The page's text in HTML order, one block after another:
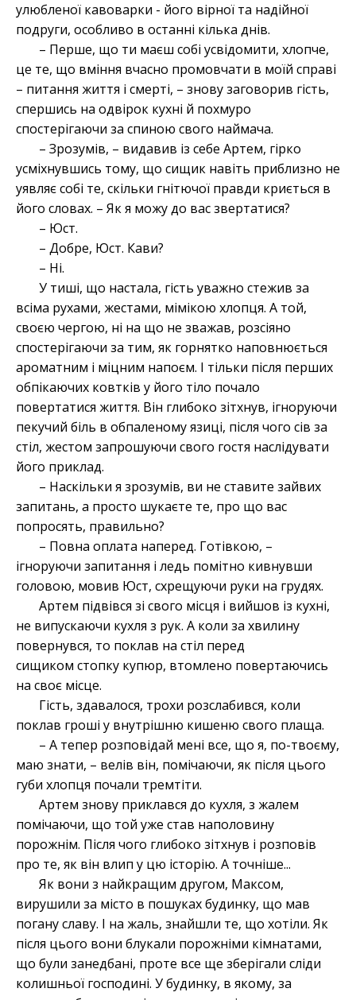
улюбленої кавоварки - його вірної та надійної
подруги, особливо в останні кілька днів.
– Перше, що ти маєш собі усвідомити, хлопче,
це те, що вміння вчасно промовчати в моїй справі
– питання життя і смерті, – знову заговорив гість,
спершись на одвірок кухні й похмуро
спостерігаючи за спиною свого наймача.
– Зрозумів, – видавив із себе Артем, гірко
усміхнувшись тому, що сищик навіть приблизно не
уявляє собі те, скільки гнітючої правди криється в
його словах. – Як я можу до вас звертатися?
– Юст.
– Добре, Юст. Кави?
– Ні.
У тиші, що настала, гість уважно стежив за
всіма рухами, жестами, мімікою хлопця. А той,
своєю чергою, ні на що не зважав, розсіяно
спостерігаючи за тим, як горнятко наповнюється
ароматним і міцним напоєм. І тільки після перших
обпікаючих ковтків у його тіло почало
повертатися життя. Він глибоко зітхнув, ігноруючи
пекучий біль в обпаленому язиці, після чого сів за
стіл, жестом запрошуючи свого гостя наслідувати
його приклад.
– Наскільки я зрозумів, ви не ставите зайвих
запитань, а просто шукаєте те, про що вас
попросять, правильно?
– Повна оплата наперед. Готівкою, –
ігноруючи запитання і ледь помітно кивнувши
головою, мовив Юст, схрещуючи руки на грудях.
Артем підвівся зі свого місця і вийшов із кухні,
не випускаючи кухля з рук. А коли за хвилину
повернувся, то поклав на стіл перед
сищиком стопку купюр, втомлено повертаючись
на своє місце.
Гість, здавалося, трохи розслабився, коли
поклав гроші у внутрішню кишеню свого плаща.
– А тепер розповідай мені все, що я, по-твоєму,
маю знати, – велів він, помічаючи, як після цього
губи хлопця почали тремтіти.
Артем знову приклався до кухля, з жалем
помічаючи, що той уже став наполовину
порожнім. Після чого глибоко зітхнув і розповів
про те, як він влип у цю історію. А точніше...
Як вони з найкращим другом, Максом,
вирушили за місто в пошуках будинку, що мав
погану славу. І на жаль, знайшли те, що хотіли. Як
після цього вони блукали порожніми кімнатами,
що були занедбані, проте все ще зберігали сліди
колишньої господині. У будинку, в якому, за